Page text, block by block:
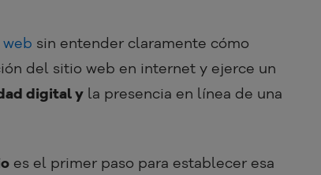
sin entender claramente cómo
del sitio web en internet y ejerce un
digital y la presencia en línea de una
es el primer paso para establecer esa